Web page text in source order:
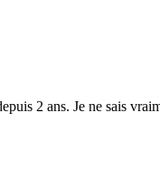
2 ans. Je ne sais